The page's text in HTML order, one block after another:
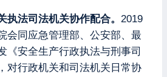
执法司法机关协作配合。 2019
会同应急管理部、公安部、最
《安全生产行政执法与刑事司
对行政机关和司法机关日常协